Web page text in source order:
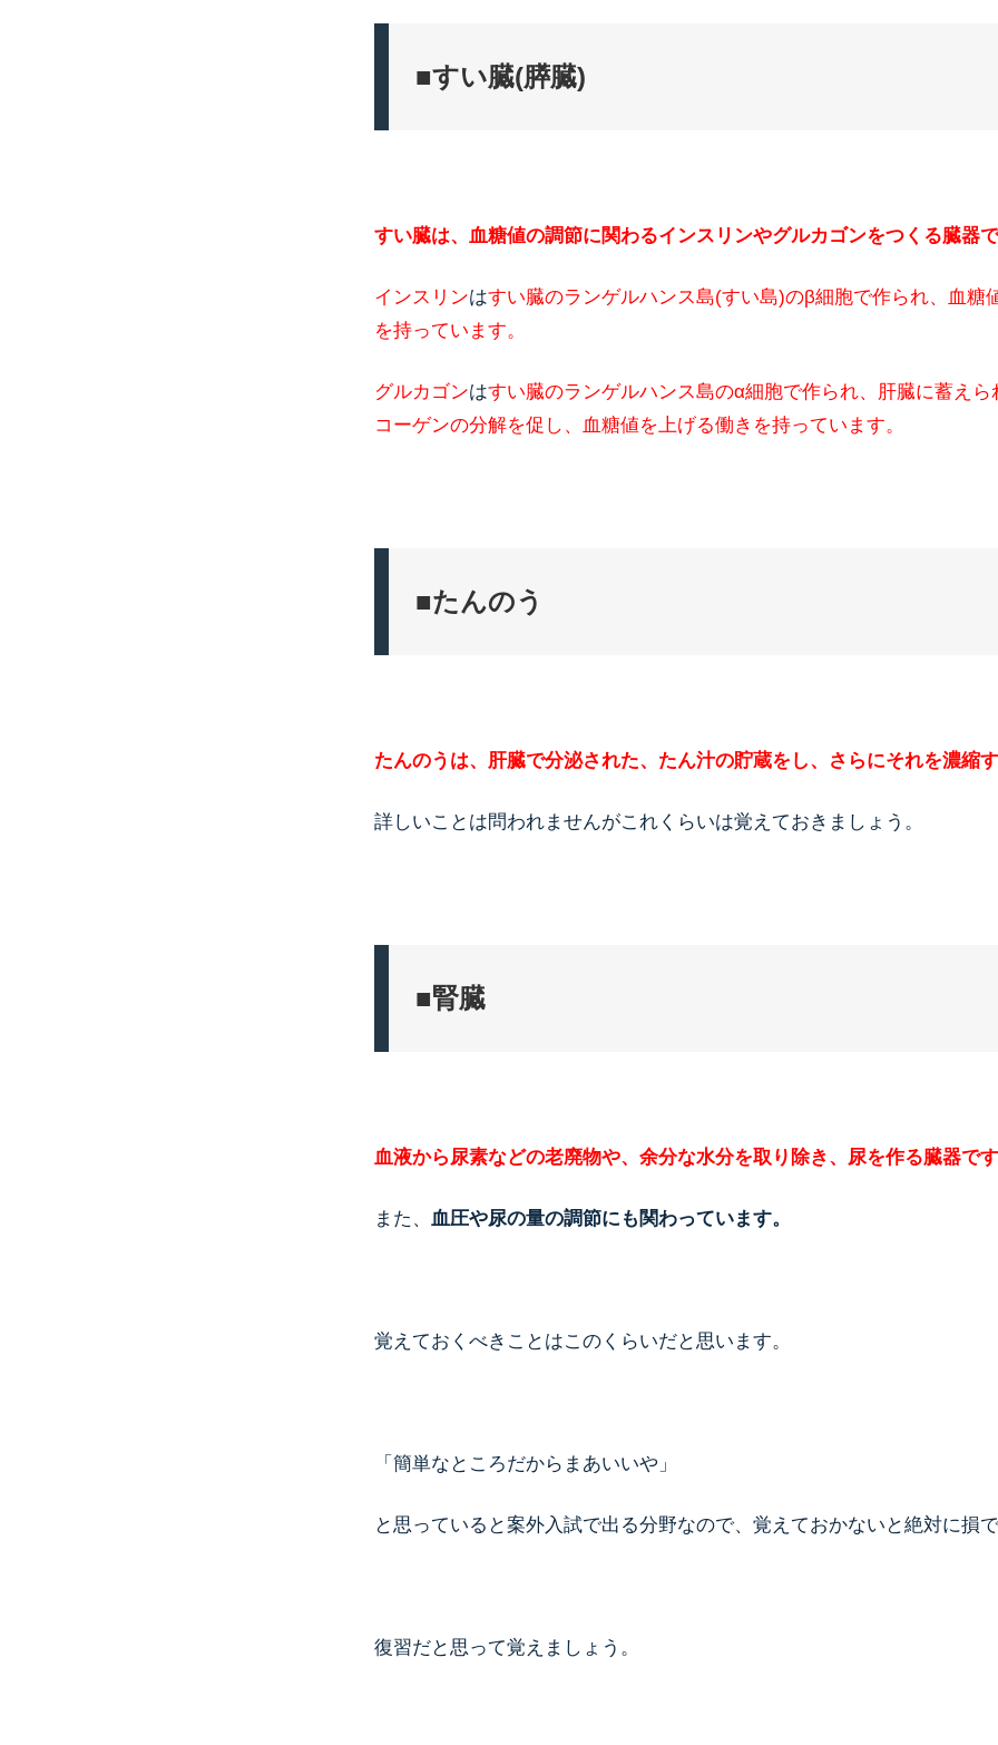
■すい臓(膵臓)
すい臓は、血糖値の調節に関わるインスリンやグルカゴンをつくる臓器
インスリンはすい臓のランゲルハンス島(すい島)のβ細胞で作られ、血糖
を持っています。
グルカゴンはすい臓のランゲルハンス島のα細胞で作られ、肝臓に蓄えら
コーゲンの分解を促し、血糖値を上げる働きを持っています。
■たんのう
たんのうは、肝臓で分泌された、たん汁の貯蔵をし、さらにそれを濃縮
詳しいことは問われませんがこれくらいは覚えておきましょう。
■腎臓
血液から尿素などの老廃物や、余分な水分を取り除き、尿を作る臓器で
また、 血圧や尿の量の調節にも関わっています。
覚えておくべきことはこのくらいだと思います。
「簡単なところだからまあいいや」
と思っていると案外入試で出る分野なので、覚えておかないと絶対に損
復習だと思って覚えましょう。